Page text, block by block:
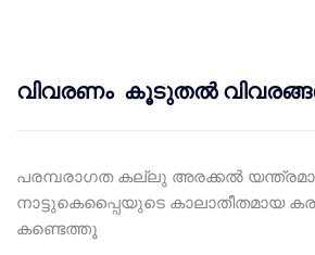
വിവരണം കൂടുതൽ
പരമ്പരാഗത കല്ലു അരക്കൽ
നാട്ടുകെപ്പൈയുടെ കാലാതീതമായ
കണ്ടെത്തൂ